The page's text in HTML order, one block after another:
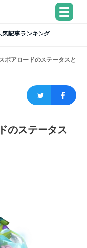
気記事ランキング
ポアロードのステータスと
のステータス